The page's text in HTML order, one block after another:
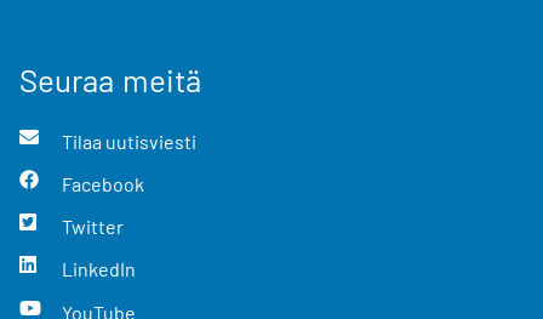
Seuraa meitä
Tilaa uutisviesti
Facebook
Twitter
LinkedIn
YouTube